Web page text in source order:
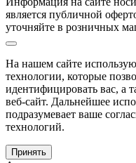
является публичной
уточняйте в розничных
На нашем сайте
технологии, которые
идентифицировать вас, а
веб-сайт. Дальнейшее
подразумевает ваше
технологий.
Принять